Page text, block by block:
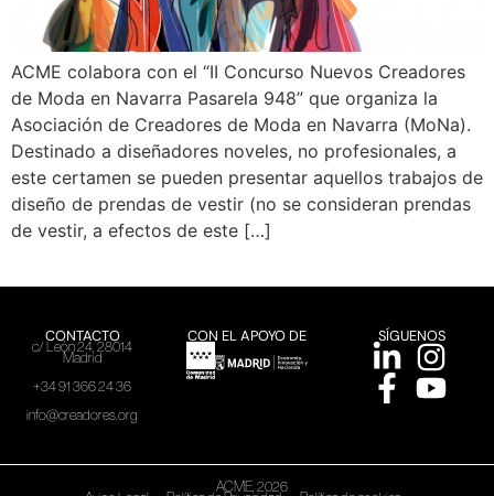
ACME colabora con el “II Concurso Nuevos Creadores
de Moda en Navarra Pasarela 948” que organiza la
Asociación de Creadores de Moda en Navarra (MoNa).
Destinado a diseñadores noveles, no profesionales, a
este certamen se pueden presentar aquellos trabajos de
diseño de prendas de vestir (no se consideran prendas
de vestir, a efectos de este […]
CONTACTO
c/ León 24, 28014
Madrid
+34 91 366 24 36
info@creadores.org
CON EL APOYO DE SÍGUENOS
ACME, 2026